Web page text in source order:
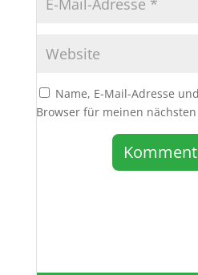
Name, E-Mail-Adresse
Browser für meinen